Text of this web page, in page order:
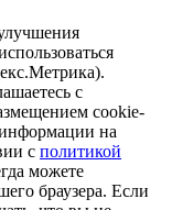
с
cookie-
на
с политикой
можете
браузера. Если